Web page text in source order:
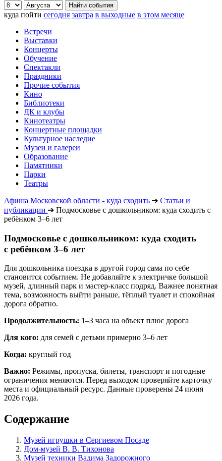
куда пойти сегодня завтра в выходные в этом месяце
Встречи
Выставки
Концерты
Обучение
Спектакли
Праздники
Прочие события
Кино
Библиотеки
ДК и клубы
Кинотеатры
Концертные площадки
Культурное наследие
Музеи и галереи
Образование
Памятники
Парки
Театры
Афиша Московской области - куда сходить ➔ Статьи и
публикации ➔ Подмосковье с дошкольником: куда сходить с
ребёнком 3–6 лет
Подмосковье с дошкольником: куда сходить
с ребёнком 3–6 лет
Для дошкольника поездка в другой город сама по себе
становится событием. Не добавляйте к электричке большой
музей, длинный парк и мастер-класс подряд. Важнее понятная
тема, возможность выйти раньше, тёплый туалет и спокойная
дорога обратно.
Продолжительность: 1–3 часа на объект плюс дорога
Для кого: для семей с детьми примерно 3–6 лет
Когда: круглый год
Важно: Режимы, пропуска, билеты, транспорт и погодные
ограничения меняются. Перед выходом проверяйте карточку
места и официальный ресурс. Данные проверены 24 июня
2026 года.
Содержание
Музей игрушки в Сергиевом Посаде
Дом-музей В. В. Тихонова
Музей техники Вадима Задорожного